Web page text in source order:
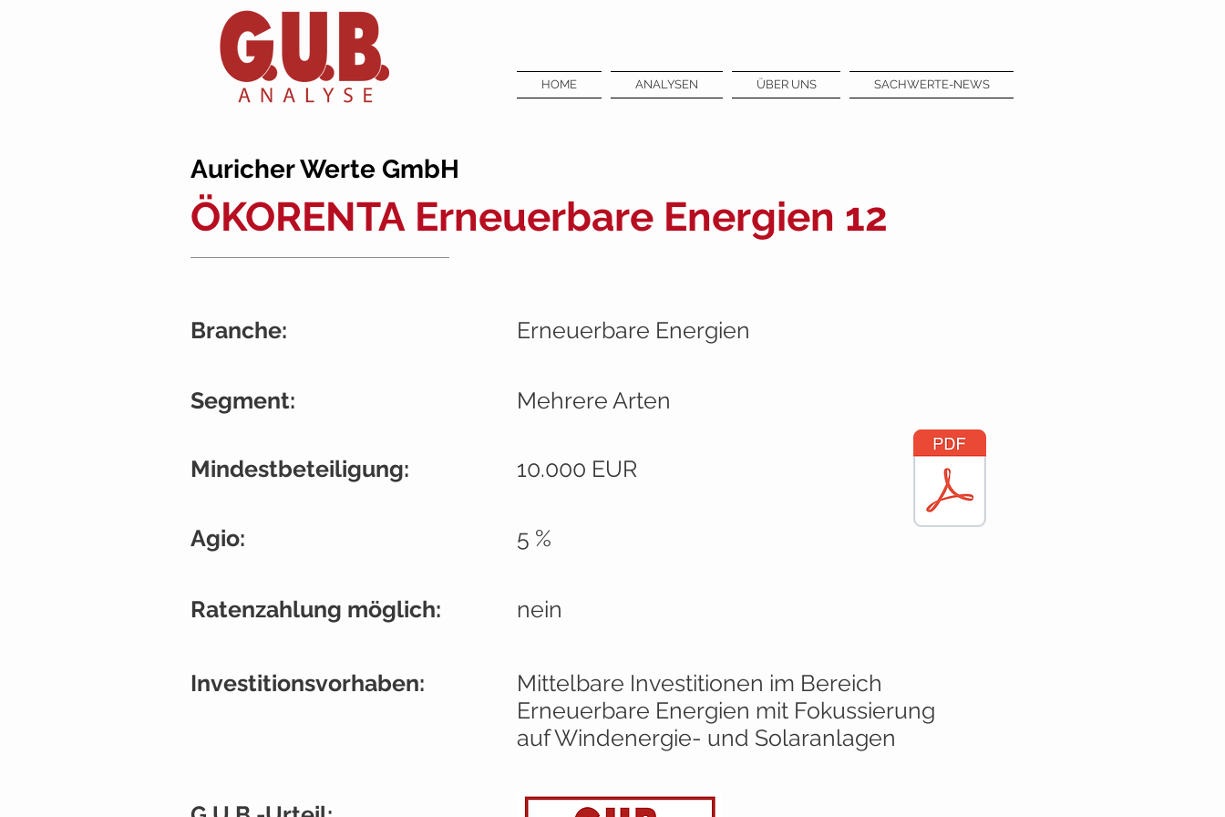
HOME ANALYSEN ÜBER UNS SACHWERTE-NEWS
Auricher Werte GmbH
ÖKORENTA Erneuerbare Energien 12
Branche:
Segment:
Mindestbeteiligung:
Agio:
Ratenzahlung möglich:
Investitionsvorhaben:
Erneuerbare Energien
Mehrere Arten
10.000 EUR
5 %
nein
Mittelbare Investitionen im Bereich
Erneuerbare Energien mit Fokussierung
auf Windenergie- und Solaranlagen